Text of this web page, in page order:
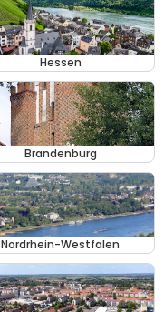
Hessen
Brandenburg
Nordrhein-Westfalen